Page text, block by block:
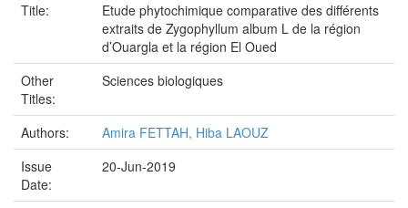
Title:
Etude phytochimique comparative des différents
extraits de Zygophyllum album L de la région
d’Ouargla et la région El Oued
Other
Titles:
Sciences biologiques
Authors:
Amira FETTAH, Hiba LAOUZ
Issue
Date:
20-Jun-2019